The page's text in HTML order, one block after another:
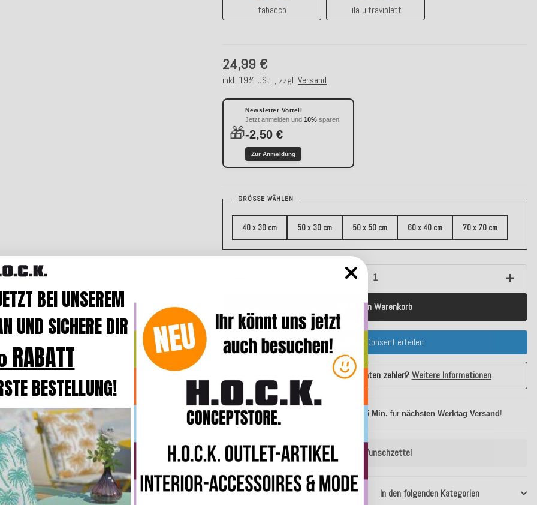
GTIN 4001537903013 In den folgenden Kategorien
tabacco lila ultraviolett
24,99 €
inkl. 19% USt. , zzgl.Versand
🎁
Newsletter Vorteil
Jetzt anmelden und10% sparen:
-2,50 €
Zur Anmeldung
Auf Wunschzettel
GRÖSSE WÄHLEN
40 x 30 cm 50 x 30 cm 50 x 50 cm 60 x 40 cm 70 x 70 cm
In den Warenkorb
Consent erteilen
Sie möchten in monatlichen Raten zahlen?Weitere Informationen
🚚 Bestelle innerhalb von 2 Std. 25 Min. für nächsten Werktag Versand !
BEI UNSEREM
UND SICHERE DIR
BESTELLUNG!